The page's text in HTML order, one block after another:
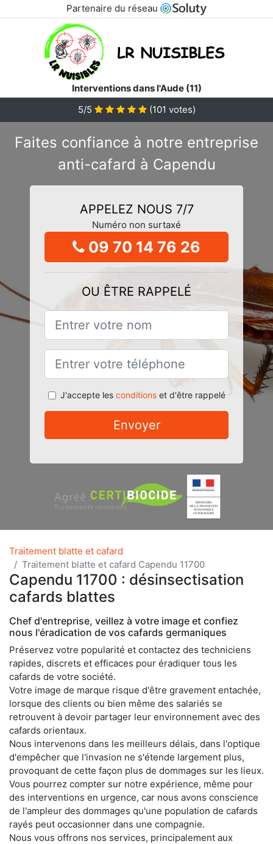
Partenaire du réseau
Interventions dans l'Aude (11)
5/5
(101 votes)
Faites confiance à notre entreprise
anti-cafard à Capendu
APPELEZ NOUS 7/7
Numéro non surtaxé
09 70 14 76 26
OU ÊTRE RAPPELÉ
J'accepte les conditionset d'être rappelé
Envoyer
Traitement blatte et cafard
Traitement blatte et cafard Capendu 11700
Capendu 11700 : désinsectisation
cafards blattes
Chef d'entreprise, veillez à votre image et confiez
nous l'éradication de vos cafards germaniques
Préservez votre popularité et contactez des techniciens
rapides, discrets et efficaces pour éradiquer tous les
cafards de votre société.
Votre image de marque risque d'être gravement entachée,
lorsque des clients ou bien même des salariés se
retrouvent à devoir partager leur environnement avec des
cafards orientaux.
Nous intervenons dans les meilleurs délais, dans l'optique
d'empêcher que l'invasion ne s'étende largement plus,
provoquant de cette façon plus de dommages sur les lieux.
Vous pourrez compter sur notre expérience, même pour
des interventions en urgence, car nous avons conscience
de l'ampleur des dommages qu'une population de cafards
rayés peut occasionner dans une compagnie.
Nous vous offrons nos services, principalement aux